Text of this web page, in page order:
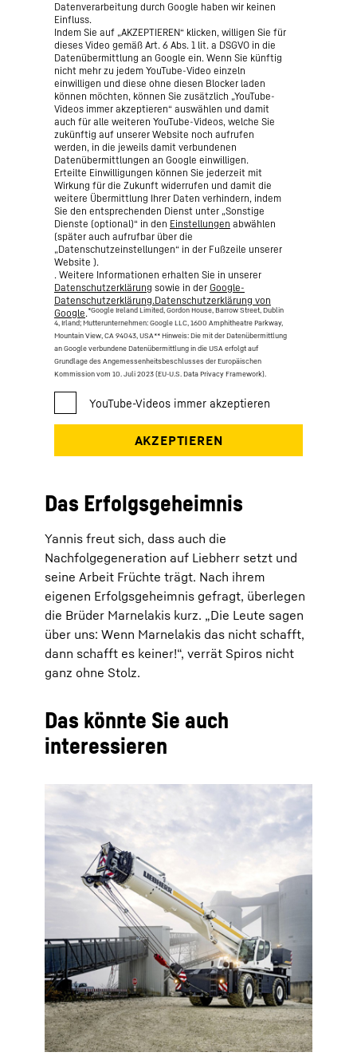
Datenverarbeitung durch Google haben wir keinen
Einfluss.
Indem Sie auf „AKZEPTIEREN“ klicken, willigen Sie für
dieses Video gemäß Art. 6 Abs. 1 lit. a DSGVO in die
Datenübermittlung an Google ein. Wenn Sie künftig
nicht mehr zu jedem YouTube-Video einzeln
einwilligen und diese ohne diesen Blocker laden
können möchten, können Sie zusätzlich „YouTube-
Videos immer akzeptieren“ auswählen und damit
auch für alle weiteren YouTube-Videos, welche Sie
zukünftig auf unserer Website noch aufrufen
werden, in die jeweils damit verbundenen
Datenübermittlungen an Google einwilligen.
Erteilte Einwilligungen können Sie jederzeit mit
Wirkung für die Zukunft widerrufen und damit die
weitere Übermittlung Ihrer Daten verhindern, indem
Sie den entsprechenden Dienst unter „Sonstige
Dienste (optional)“ in den Einstellungen abwählen
(später auch aufrufbar über die
„Datenschutzeinstellungen“ in der Fußzeile unserer
Website ).
. Weitere Informationen erhalten Sie in unserer
Datenschutzerklärung sowie in der Google-
Datenschutzerklärung.Datenschutzerklärung von
Google.*Google Ireland Limited, Gordon House, Barrow Street, Dublin
4, Irland; Mutterunternehmen: Google LLC, 1600 Amphitheatre Parkway,
Mountain View, CA 94043, USA** Hinweis: Die mit der Datenübermittlung
an Google verbundene Datenübermittlung in die USA erfolgt auf
Grundlage des Angemessenheitsbeschlusses der Europäischen
Kommission vom 10. Juli 2023 (EU-U.S. Data Privacy Framework).
Das Erfolgsgeheimnis
Yannis freut sich, dass auch die
Nachfolgegeneration auf Liebherr setzt und
seine Arbeit Früchte trägt. Nach ihrem
eigenen Erfolgsgeheimnis gefragt, überlegen
die Brüder Marnelakis kurz. „Die Leute sagen
über uns: Wenn Marnelakis das nicht schafft,
dann schafft es keiner!“, verrät Spiros nicht
ganz ohne Stolz.
Das könnte Sie auch
interessieren